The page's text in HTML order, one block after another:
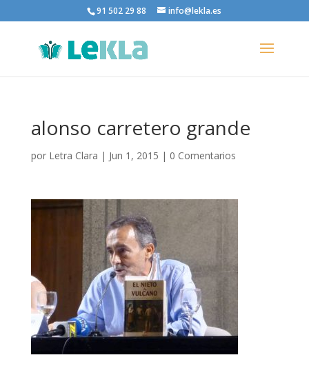
91 502 29 88 info@lekla.es
alonso carretero grande
por Letra Clara | Jun 1, 2015 | 0 Comentarios